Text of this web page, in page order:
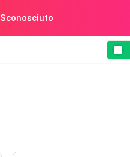
Sconosciuto